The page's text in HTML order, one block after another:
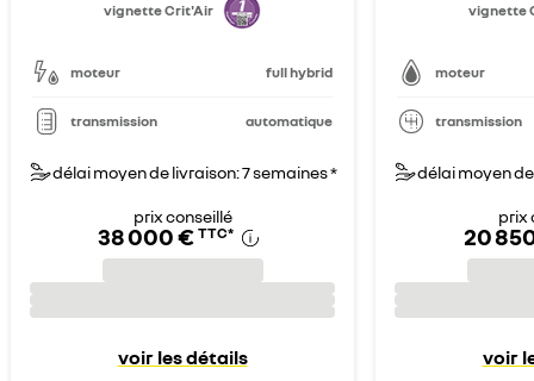
vignette Crit'Air
moteur full hybrid
transmission automatique
délai moyen de livraison: 7 semaines *
prix conseillé
38 000 € TTC*
voir les détails
vignette
moteur
transmission
délai moyen
prix
20
voir